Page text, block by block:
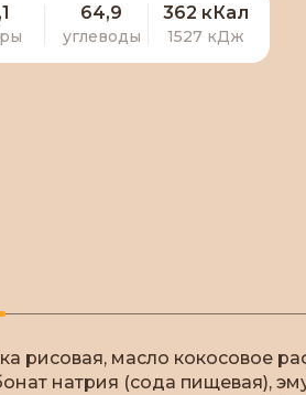
64,9
углеводы
362 кКал
1527 кДж
рисовая, масло кокосовое
натрия (сода пищевая),